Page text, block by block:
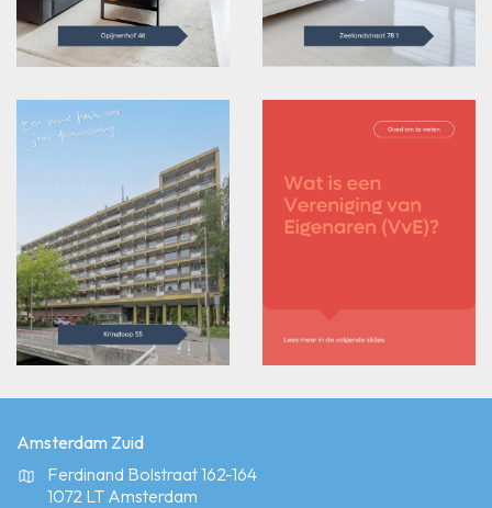
Amsterdam Zuid
Ferdinand Bolstraat 162-164
1072 LT Amsterdam